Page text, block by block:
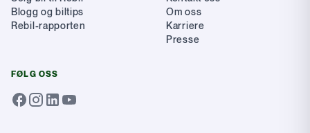
Blogg og biltips
Rebil-rapporten
Om oss
Karriere
Presse
FØLG OSS